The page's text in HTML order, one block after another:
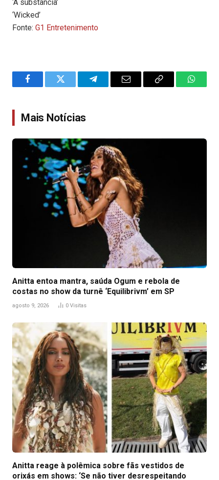
‘A substância’
‘Wicked’
Fonte: G1 Entretenimento
FacebookTwitter TelegramEmail
Copy
Mais Notícias
Anitta entoa mantra, saúda Ogum e rebola de
costas no show da turnê ‘Equilibrivm’ em SP
agosto 9, 2026 0 Visitas
Anitta reage à polêmica sobre fãs vestidos de
orixás em shows: ‘Se não tiver desrespeitando